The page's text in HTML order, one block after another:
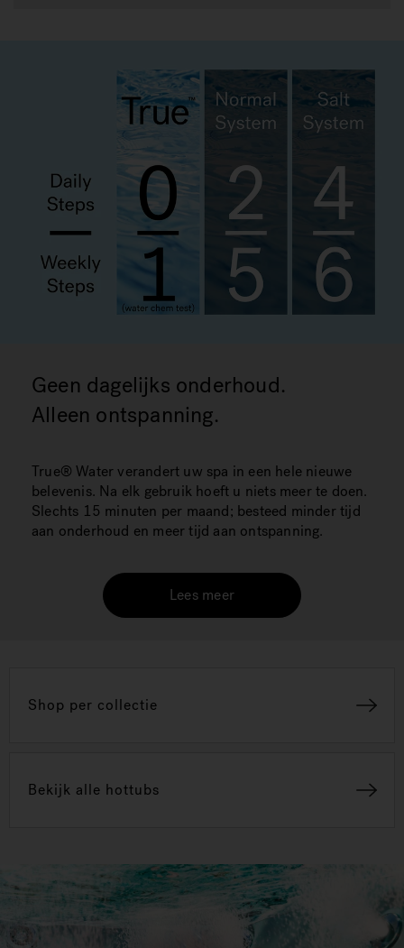
Geen dagelijks onderhoud.
Alleen ontspanning.
True® Water verandert uw spa in een hele nieuwe
belevenis. Na elk gebruik hoeft u niets meer te doen.
Slechts 15 minuten per maand; besteed minder tijd
aan onderhoud en meer tijd aan ontspanning.
Lees meer
Shop per collectie
Bekijk alle hottubs